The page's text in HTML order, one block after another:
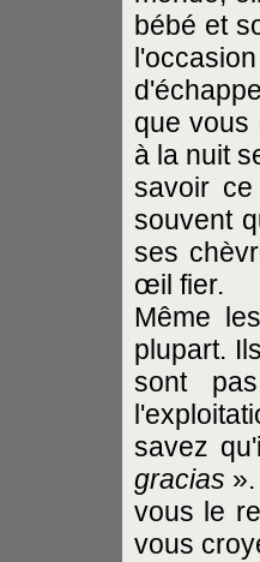
bébé et
que vous
à la nuit
savoir
souvent
ses
œil fier.
Même
plupart.
sont
savez
gracias
vous le
vous